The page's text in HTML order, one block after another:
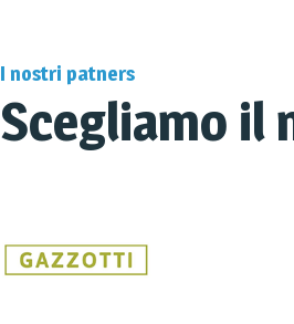
I nostri patners
Scegliamo il